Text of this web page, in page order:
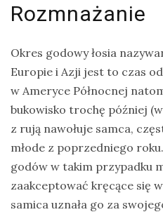
Rozmnażanie
Okres godowy łosia
Europie i Azji jest to czas
w Ameryce Północnej
bukowisko trochę później
z rują nawołuje samca,
młode z poprzedniego
godów w takim przypadku
zaakceptować kręcące się
samica uznała go za